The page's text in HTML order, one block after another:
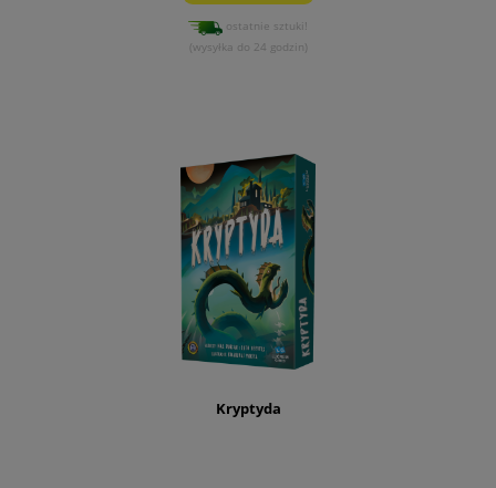
ostatnie sztuki!
(wysyłka do 24 godzin)
Kryptyda